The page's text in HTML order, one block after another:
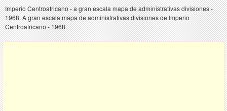
Imperio Centroafricano - a gran escala mapa de administrativas divisiones -
1968. A gran escala mapa de administrativas divisiones de Imperio
Centroafricano - 1968.